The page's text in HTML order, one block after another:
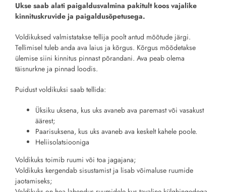
Ukse saab alati paigaldusvalmina pakitult koos vajalike
kinnituskruvide ja paigaldusõpetusega.
Voldikuksed valmistatakse tellija poolt antud mõõtude järgi.
Tellimisel tuleb anda ava laius ja kõrgus. Kõrgus mõõdetakse
ülemise siini kinnitus pinnast põrandani. Ava peab olema
täisnurkne ja pinnad loodis.
Puidust voldikuksi saab tellida:
Üksiku uksena, kus uks avaneb ava paremast või vasakust
äärest;
Paarisuksena, kus uks avaneb ava keskelt kahele poole.
Heliisolatsiooniga
Voldikuks toimib ruumi või toa jagajana;
Voldikuks kergendab sisustamist ja lisab võimaluse ruumide
jaotamiseks;